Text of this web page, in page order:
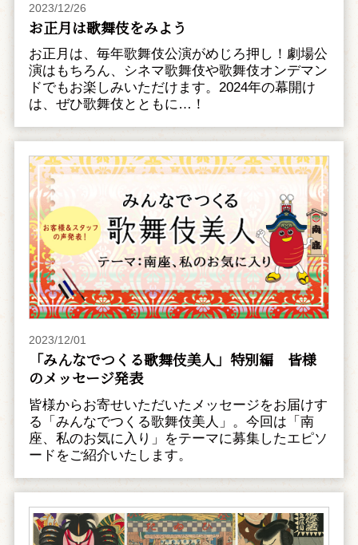
2023/12/26
お正月は歌舞伎をみよう
お正月は、毎年歌舞伎公演がめじろ押し！劇場公
演はもちろん、シネマ歌舞伎や歌舞伎オンデマン
ドでもお楽しみいただけます。2024年の幕開け
は、ぜひ歌舞伎とともに…！
2023/12/01
「みんなでつくる歌舞伎美人」特別編 皆様
のメッセージ発表
皆様からお寄せいただいたメッセージをお届けす
る「みんなでつくる歌舞伎美人」。今回は「南
座、私のお気に入り」をテーマに募集したエピソ
ードをご紹介いたします。